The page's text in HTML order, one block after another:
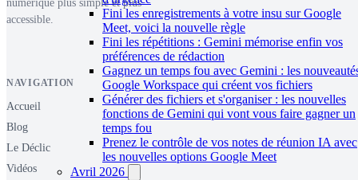
Fini les enregistrements à votre insu sur Google
Meet, voici la nouvelle règle
Fini les répétitions : Gemini mémorise enfin vos
préférences de rédaction
Gagnez un temps fou avec Gemini : les
Google Workspace qui créent vos fichiers
Générer des fichiers et s'organiser : les nouvelles
fonctions de Gemini qui vont vous faire gagner un
temps fou
Prenez le contrôle de vos notes de réunion IA avec
les nouvelles options Google Meet
Avril 2026
numérique plus simple et plus
accessible.
NAVIGATION
Accueil
Blog
Le Déclic
Vidéos